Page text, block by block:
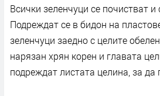
Всички зеленчуци се почистват и
Подреждат се в бидон на
зеленчуци заедно с целите
нарязан хрян корен и главата
подреждат листата целина, за да